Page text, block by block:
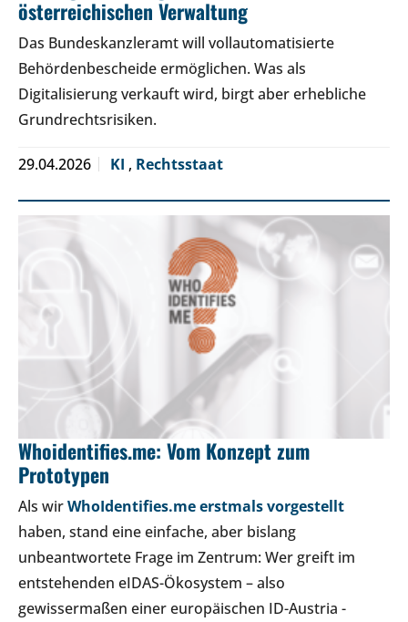
österreichischen Verwaltung
Das Bundeskanzleramt will vollautomatisierte
Behördenbescheide ermöglichen. Was als
Digitalisierung verkauft wird, birgt aber erhebliche
Grundrechtsrisiken.
29.04.2026 KI , Rechtsstaat
Whoidentifies.me: Vom Konzept zum
Prototypen
Als wirWhoIdentifies.me erstmals vorgestellt
haben, stand eine einfache, aber bislang
unbeantwortete Frage im Zentrum: Wer greift im
entstehenden eIDAS-Ökosystem – also
gewissermaßen einer europäischen ID-Austria -